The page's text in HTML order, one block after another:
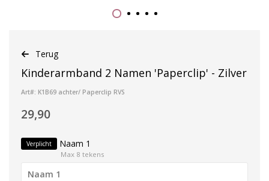
Terug
Kinderarmband 2 Namen 'Paperclip' - Zilver
Art#: K1B69 achter/ Paperclip RVS
29,90
Verplicht Naam 1
Max 8 tekens